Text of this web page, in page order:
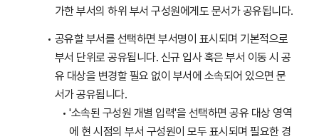
가한 부서의 하위 부서 구성원에게도 문서가 공유됩니다.
공유할 부서를 선택하면 부서명이 표시되며 기본적으로
부서 단위로 공유됩니다. 신규 입사 혹은 부서 이동 시 공
유 대상을 변경할 필요 없이 부서에 소속되어 있으면 문
서가 공유됩니다.
'소속된 구성원 개별 입력'을 선택하면 공유 대상 영역
에 현 시점의 부서 구성원이 모두 표시되며 필요한 경